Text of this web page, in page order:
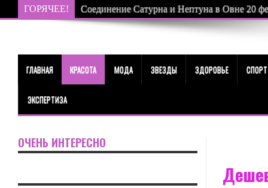
ГОРЯЧЕЕ! Соединение Сатурна и Нептуна в Овне 20
ГЛАВНАЯ КРАСОТА МОДА ЗВЕЗДЫ ЗДОРОВЬЕ СПОРТ
ЭКСПЕРТИЗА
ОЧЕНЬ ИНТЕРЕСНО